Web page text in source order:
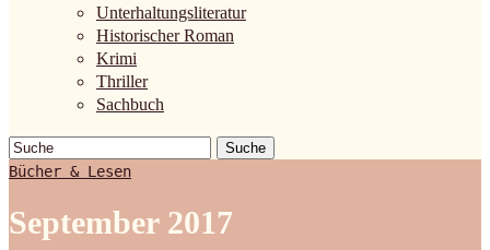
Unterhaltungsliteratur
Historischer Roman
Krimi
Thriller
Sachbuch
Suche
Bücher & Lesen
September 2017